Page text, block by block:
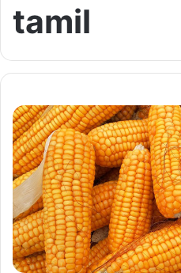
tamil